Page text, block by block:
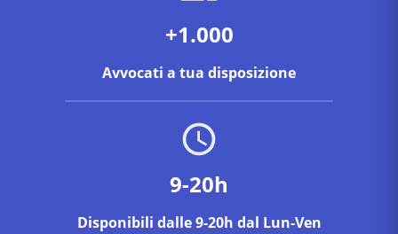
+1.000
Avvocati a tua disposizione
9-20h
Disponibili dalle 9-20h dal Lun-Ven